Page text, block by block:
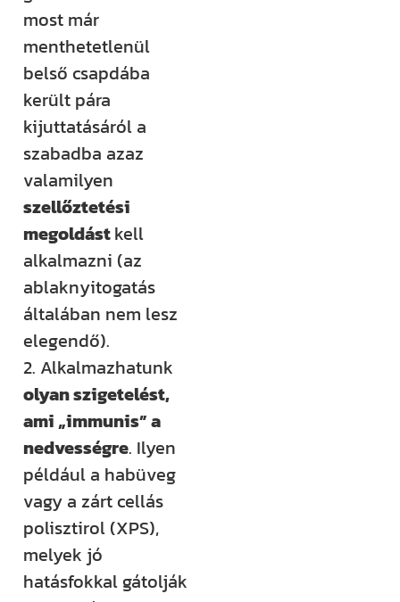
most már
menthetetlenül
belső csapdába
került pára
kijuttatásáról a
szabadba azaz
valamilyen
szellőztetési
megoldástkell
alkalmazni (az
ablaknyitogatás
általában nem lesz
elegendő).
2. Alkalmazhatunk
olyan szigetelést,
ami „immunis” a
nedvességre. Ilyen
például a habüveg
vagy a zárt cellás
polisztirol (XPS),
melyek jó
hatásfokkal gátolják